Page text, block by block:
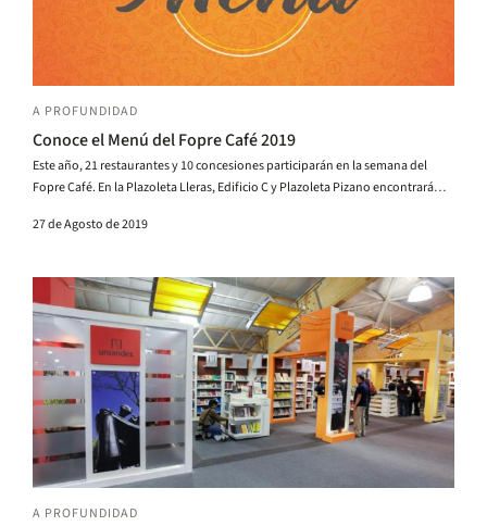
A PROFUNDIDAD
Conoce el Menú del Fopre Café 2019
Este año, 21 restaurantes y 10 concesiones participarán en la semana del
Fopre Café. En la Plazoleta Lleras, Edificio C y Plazoleta Pizano encontrará
27 de Agosto de 2019
A PROFUNDIDAD